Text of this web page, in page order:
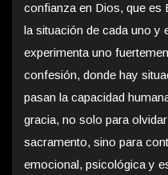
confianza en Dios, que es
la situación de cada uno y
experimenta uno
confesión, donde hay
pasan la capacidad
gracia, no solo para
sacramento, sino para
emocional, psicológica y